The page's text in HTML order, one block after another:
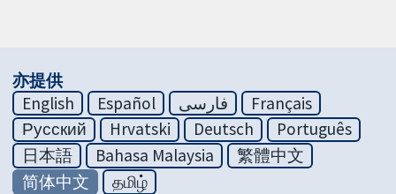
亦提供
English
Español فارسی
Français
Русский
Hrvatski Deutsch
Português
日本語
Bahasa Malaysia
繁體中文
简体中文
தமிழ்